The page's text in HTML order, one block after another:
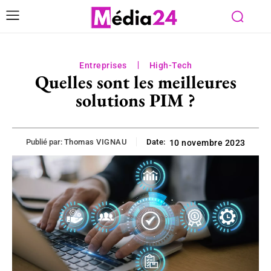
Entreprises High-Tech
Quelles sont les meilleures
solutions PIM ?
Publié par: Thomas VIGNAU Date: 10 novembre 2023